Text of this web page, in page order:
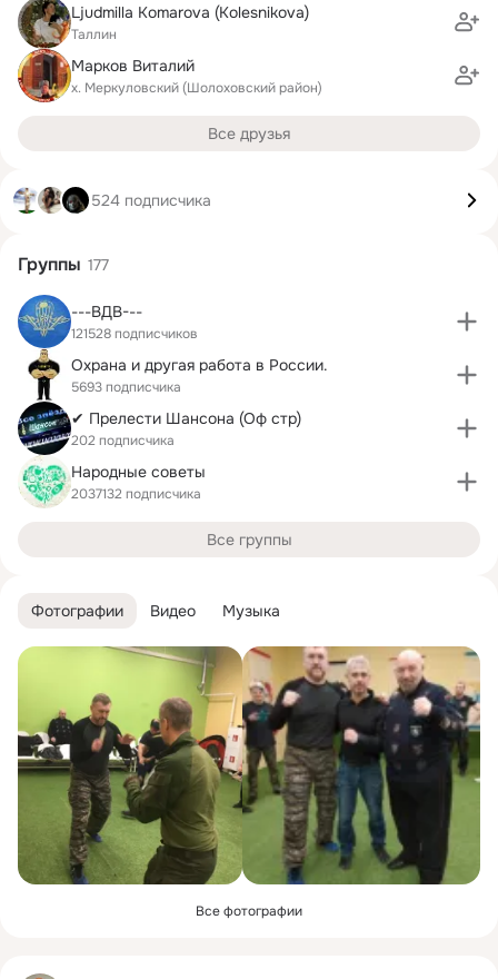
Фотографии Видео Музыка
Все фотографии
Ljudmilla Komarova (Kolesnikova)
Таллин
Марков Виталий
х. Меркуловский (Шолоховский район)
Все друзья
524 подписчика
Группы 177
---ВДВ---
121528 подписчиков
Охрана и другая работа в России.
5693 подписчика
✔ Прелести Шансона (Оф стр)
202 подписчика
Народные советы
2037132 подписчика
Все группы